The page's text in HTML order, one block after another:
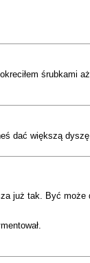
dać większą
już tak. Być